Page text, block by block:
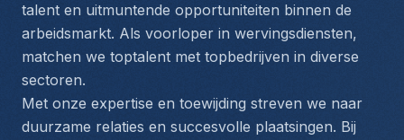
talent en uitmuntende opportuniteiten binnen de
arbeidsmarkt. Als voorloper in wervingsdiensten,
matchen we toptalent met topbedrijven in diverse
sectoren.
Met onze expertise en toewijding streven we naar
duurzame relaties en succesvolle plaatsingen. Bij